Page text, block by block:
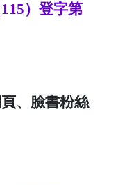
115）登字第
、臉書粉絲